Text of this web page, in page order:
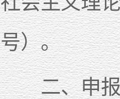
号）。
二、申报